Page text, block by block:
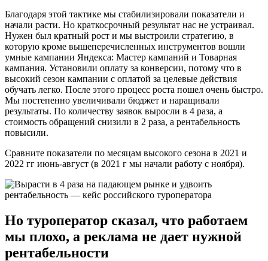
Благодаря этой тактике мы стабилизировали показатели и
начали расти. Но краткосрочный результат нас не устраивал.
Нужен был кратный рост и мы выстроили стратегию, в
которую кроме вышеперечисленных инструментов вошли
умные кампании Яндекса: Мастер кампаний и Товарная
кампания. Установили оплату за конверсии, потому что в
высокий сезон кампании с оплатой за целевые действия
обучать легко. После этого процесс роста пошел очень быстро.
Мы постепенно увеличивали бюджет и наращивали
результаты. По количеству заявок выросли в 4 раза, а
стоимость обращений снизили в 2 раза, а рентабельность
повысили.
Сравните показатели по месяцам высокого сезона в 2021 и
2022 гг июнь-август (в 2021 г мы начали работу с ноября).
Но туроператор сказал, что работаем
мы плохо, а реклама не дает нужной
рентабельности